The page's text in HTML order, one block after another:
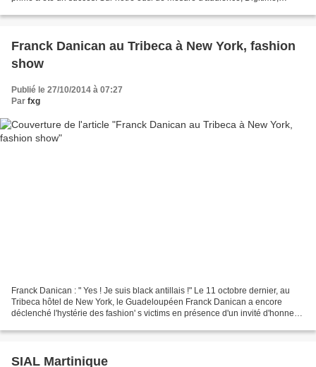
Franck Danican au Tribeca à New York, fashion
show
Publié le 27/10/2014 à 07:27
Par fxg
Franck Danican : " Yes ! Je suis black antillais !" Le 11 octobre dernier, au
Tribeca hôtel de New York, le Guadeloupéen Franck Danican a encore
déclenché l'hystérie des fashion' s victims en présence d'un invité d'honneur
SIAL Martinique